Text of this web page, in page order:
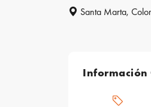
Santa Marta,
Información